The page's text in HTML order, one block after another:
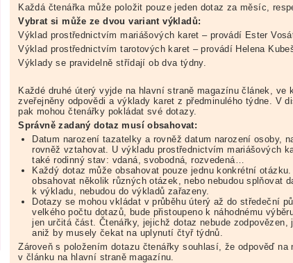
Každá čtenářka může položit pouze jeden dotaz za měsíc,
Vybrat si může ze dvou variant výkladů:
Výklad prostřednictvím mariášových karet – provádí Ester
Výklad prostřednictvím tarotových karet – provádí Helena
Výklady se pravidelně střídají ob dva týdny.
Každé druhé úterý vyjde na hlavní straně magazínu článek, ve
zveřejněny odpovědi a výklady karet z předminulého týdne. V
pak mohou čtenářky pokládat své dotazy.
Správně zadaný dotaz musí obsahovat:
Datum narození tazatelky a rovněž datum narození osoby,
rovněž vztahovat. U výkladu prostřednictvím mariášových
také rodinný stav: vdaná, svobodná, rozvedená…
Každý dotaz může obsahovat pouze jednu konkrétní
obsahovat několik různých otázek, nebo nebudou splňovat
k výkladu, nebudou do výkladů zařazeny.
Dotazy se mohou vkládat v průběhu úterý až do středeční
velkého počtu dotazů, bude přistoupeno k náhodnému
jen určitá část. Čtenářky, jejichž dotaz nebude zodpovězen,
aniž by musely čekat na uplynutí čtyř týdnů.
Zároveň s položením dotazu čtenářky souhlasí, že odpověď na
v článku na hlavní straně magazínu.